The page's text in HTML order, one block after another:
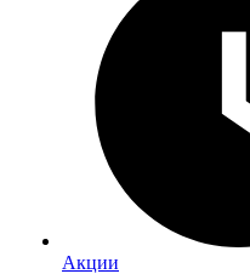
Акции